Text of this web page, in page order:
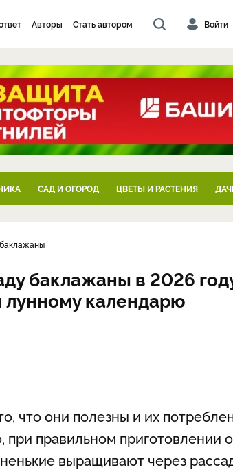
Авторы Стать автором Войти
САД И ОГОРОД ЦВЕТЫ И РАСТЕНИЯ
баклажаны в 2026
лунному календарю
что они полезны и их
при правильном приготовлении
выращивают через